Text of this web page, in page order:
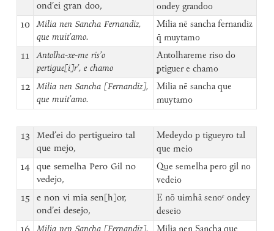
ond’ei gran doo,
ondey grandoo
10
Milia nen Sancha Fernandiz,
que muit’amo.
Milia nē sancha fernandiz
q̄ muytamo
11
Antolha-xe-me ris’o
pertigue[i]r’, e chamo
Antolhareme riso do
ꝑtiguer e chamo
12
Milia nen Sancha [Fernandiz],
que muit’amo.
Milia nē sancha que
muytamo
13
Med’ei do pertigueiro tal
que mejo,
Medeydo ꝑ tigueyro tal
que meio
14
que semelha Pero Gil no
vedejo,
Que semelha pero gil no
vedeio
15
e non vi mia sen[h]or,
ond’ei desejo,
E nō uimhā senoʳ ondey
deseio
Milia nen Sancha [Fernandiz],